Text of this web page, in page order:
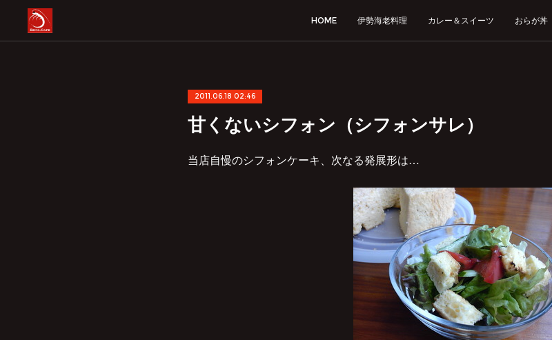
HOME 伊勢海老料理 カレー＆スイーツ おらが丼
2011.06.18 02:46
甘くないシフォン（シフォンサレ）
当店自慢のシフォンケーキ、次なる発展形は…